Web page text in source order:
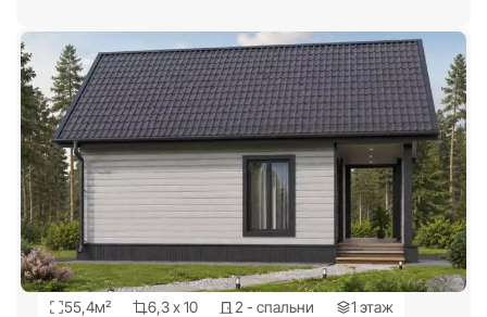
55,4м² 6,3 х 10 2 - спальни 1 этаж